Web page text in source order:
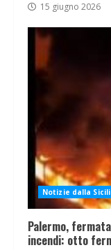
15 giugno 2026
Notizie dalla
Palermo,
incendi: otto